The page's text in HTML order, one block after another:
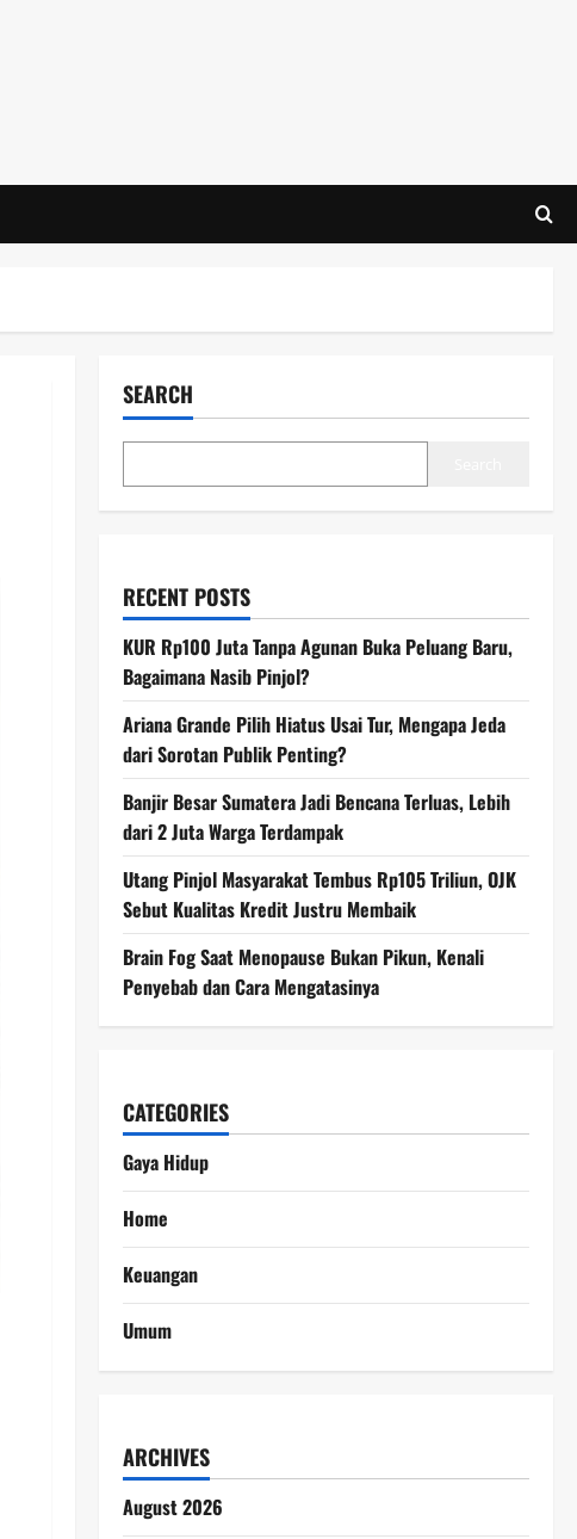
SEARCH
RECENT POSTS
KUR Rp100 Juta Tanpa Agunan Buka Peluang Baru,
Bagaimana Nasib Pinjol?
Ariana Grande Pilih Hiatus Usai Tur, Mengapa Jeda
dari Sorotan Publik Penting?
Banjir Besar Sumatera Jadi Bencana Terluas, Lebih
dari 2 Juta Warga Terdampak
Utang Pinjol Masyarakat Tembus Rp105 Triliun, OJK
Sebut Kualitas Kredit Justru Membaik
Brain Fog Saat Menopause Bukan Pikun, Kenali
Penyebab dan Cara Mengatasinya
CATEGORIES
Gaya Hidup
Home
Keuangan
Umum
ARCHIVES
August 2026